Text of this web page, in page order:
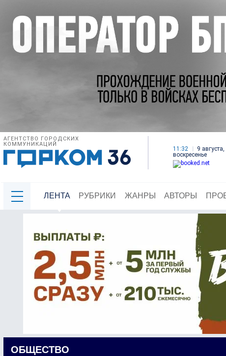
АГЕНТСТВО ГОРОДСКИХ
КОММУНИКАЦИЙ
11:32
9 августа,
воскресенье
ЛЕНТА РУБРИКИ ЖАНРЫ АВТОРЫ
ОБЩЕСТВО